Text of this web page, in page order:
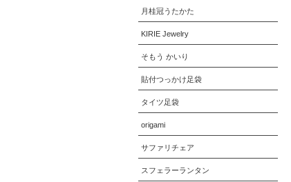
月桂冠うたかた
KIRIE Jewelry
そもう かいり
貼付つっかけ足袋
タイツ足袋
origami
サファリチェア
スフェラーランタン